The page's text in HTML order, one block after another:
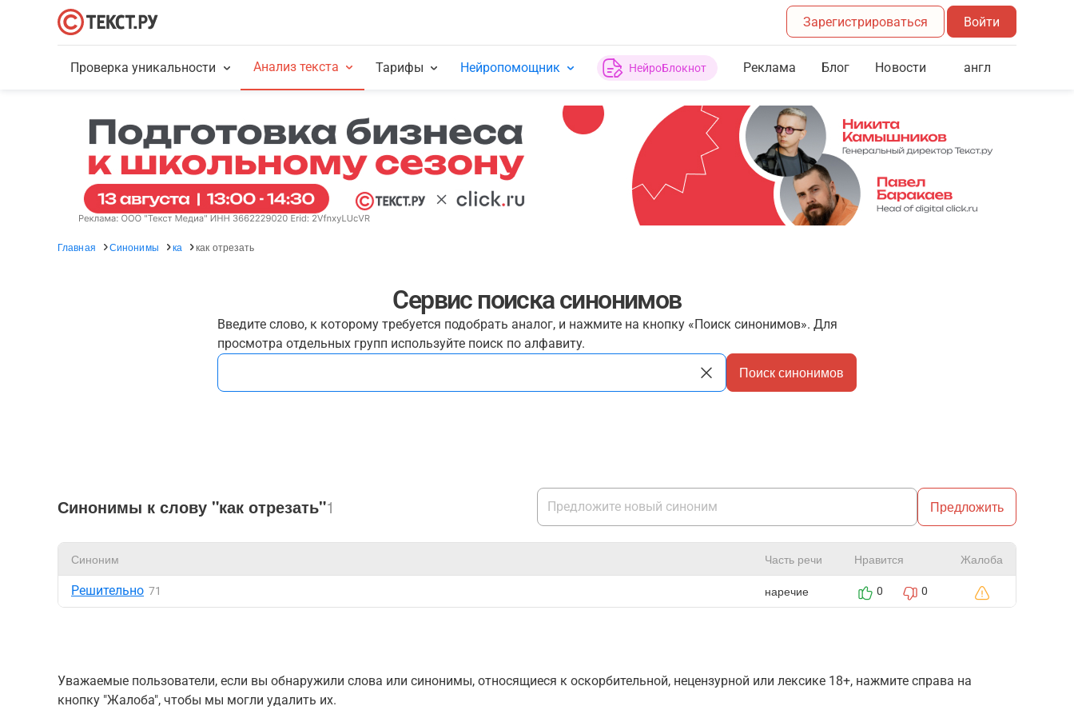
Зарегистрироваться Войти
Проверка уникальности Анализ текста Тарифы Нейропомощник НейроБлокнот Реклама Блог Новости англ
Главная Синонимы ка как отрезать
Сервис поиска синонимов
Введите слово, к которому требуется подобрать аналог, и нажмите на кнопку «Поиск синонимов». Для
просмотра отдельных групп используйте поиск по алфавиту.
Поиск синонимов
Синонимы к слову "как отрезать"1 Предложить
Синоним Часть речи Нравится Жалоба
Решительно 71 наречие 0 0
Уважаемые пользователи, если вы обнаружили слова или синонимы, относящиеся к оскорбительной, нецензурной или лексике 18+, нажмите справа на
кнопку "Жалоба", чтобы мы могли удалить их.